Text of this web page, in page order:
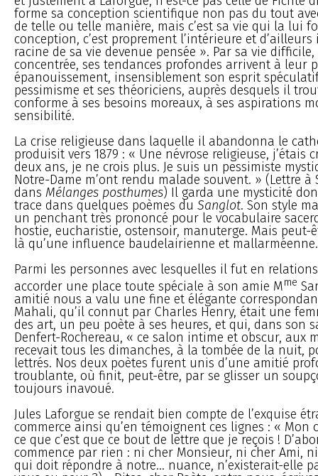
forme sa conception scientifique non pas du tout
de telle ou telle manière, mais c’est sa vie qui la lui
conception, c’est proprement l’intérieure et
racine de sa vie devenue pensée ». Par sa vie
concentrée, ses tendances profondes arrivent à leur
épanouissement, insensiblement son esprit
pessimisme et ses théoriciens, auprès desquels il
conforme à ses besoins moreaux, à ses aspirations
sensibilité.
La crise religieuse dans laquelle il abandonna le
produisit vers 1879 : « Une névrose religieuse, j’étais
deux ans, je ne crois plus. Je suis un pessimiste
Notre-Dame m’ont rendu malade souvent. » (Lettre à
dans Mélanges posthumes) Il garda une mysticité
trace dans quelques poèmes du Sanglot. Son style
un penchant très prononcé pour le vocabulaire
hostie, eucharistie, ostensoir, manuterge. Mais
là qu’une influence baudelairienne et mallarméenne.
Parmi les personnes avec lesquelles il fut en
accorder une place toute spéciale à son amie Mme
amitié nous a valu une fine et élégante
Mahali, qu’il connut par Charles Henry, était une
des art, un peu poète à ses heures, et qui, dans son
Denfert-Rochereau, « ce salon intime et obscur, aux
recevait tous les dimanches, à la tombée de la nuit,
lettrés. Nos deux poètes furent unis d’une amitié
troublante, où finit, peut-être, par se glisser un
toujours inavoué.
Jules Laforgue se rendait bien compte de l’exquise
commerce ainsi qu’en témoignent ces lignes : « Mon
ce que c’est que ce bout de lettre que je reçois !
commence par rien : ni cher Monsieur, ni cher Ami,
qui doit répondre à notre... nuance, n’existerait-elle